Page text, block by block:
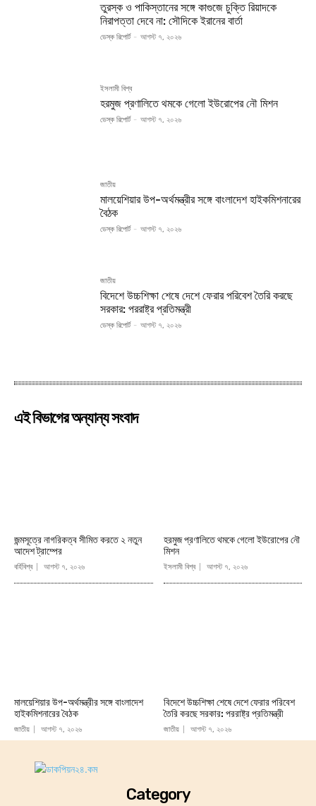
তুরস্ক ও পাকিস্তানের সঙ্গে কাগুজে চুক্তি রিয়াদকে
নিরাপত্তা দেবে না: সৌদিকে ইরানের বার্তা
ডেস্ক রিপোর্ট - আগস্ট ৭, ২০২৬
ইসলামী বিশ্ব
হরমুজ প্রণালিতে থমকে গেলো ইউরোপের নৌ মিশন
ডেস্ক রিপোর্ট - আগস্ট ৭, ২০২৬
জাতীয়
মালয়েশিয়ার উপ-অর্থমন্ত্রীর সঙ্গে বাংলাদেশ হাইকমিশনারের
বৈঠক
ডেস্ক রিপোর্ট - আগস্ট ৭, ২০২৬
জাতীয়
বিদেশে উচ্চশিক্ষা শেষে দেশে ফেরার পরিবেশ তৈরি করছে
সরকার: পররাষ্ট্র প্রতিমন্ত্রী
ডেস্ক রিপোর্ট - আগস্ট ৭, ২০২৬
এই বিভাগের অন্যান্য সংবাদ
জন্মসূত্রে নাগরিকত্ব সীমিত করতে ২ নতুন
আদেশ ট্রাম্পের
বর্হিবিশ্ব আগস্ট ৭, ২০২৬
হরমুজ প্রণালিতে থমকে গেলো ইউরোপের নৌ
মিশন
ইসলামী বিশ্ব আগস্ট ৭, ২০২৬
মালয়েশিয়ার উপ-অর্থমন্ত্রীর সঙ্গে বাংলাদেশ
হাইকমিশনারের বৈঠক
জাতীয় আগস্ট ৭, ২০২৬
বিদেশে উচ্চশিক্ষা শেষে দেশে ফেরার পরিবেশ
তৈরি করছে সরকার: পররাষ্ট্র প্রতিমন্ত্রী
জাতীয় আগস্ট ৭, ২০২৬
Category